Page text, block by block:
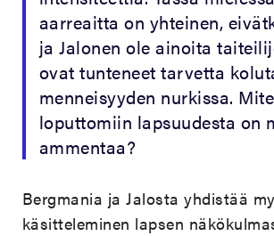
aarreaitta on yhteinen,
ja Jalonen ole ainoita
ovat tunteneet tarvetta
menneisyyden nurkissa.
loputtomiin lapsuudesta on
ammentaa?
Bergmania ja Jalosta yhdistää
käsitteleminen lapsen